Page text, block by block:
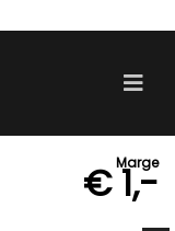
Marge
€ 1,-